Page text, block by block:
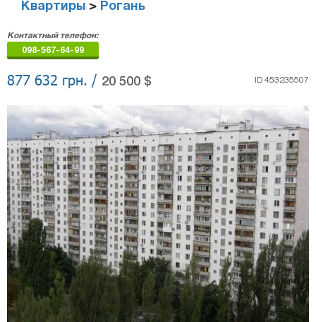
Квартиры > Рогань
недвижимости
"Аверс"
Контактный телефон:
098-567-64-99
877 632 грн. / 20 500 $ ID 453235507